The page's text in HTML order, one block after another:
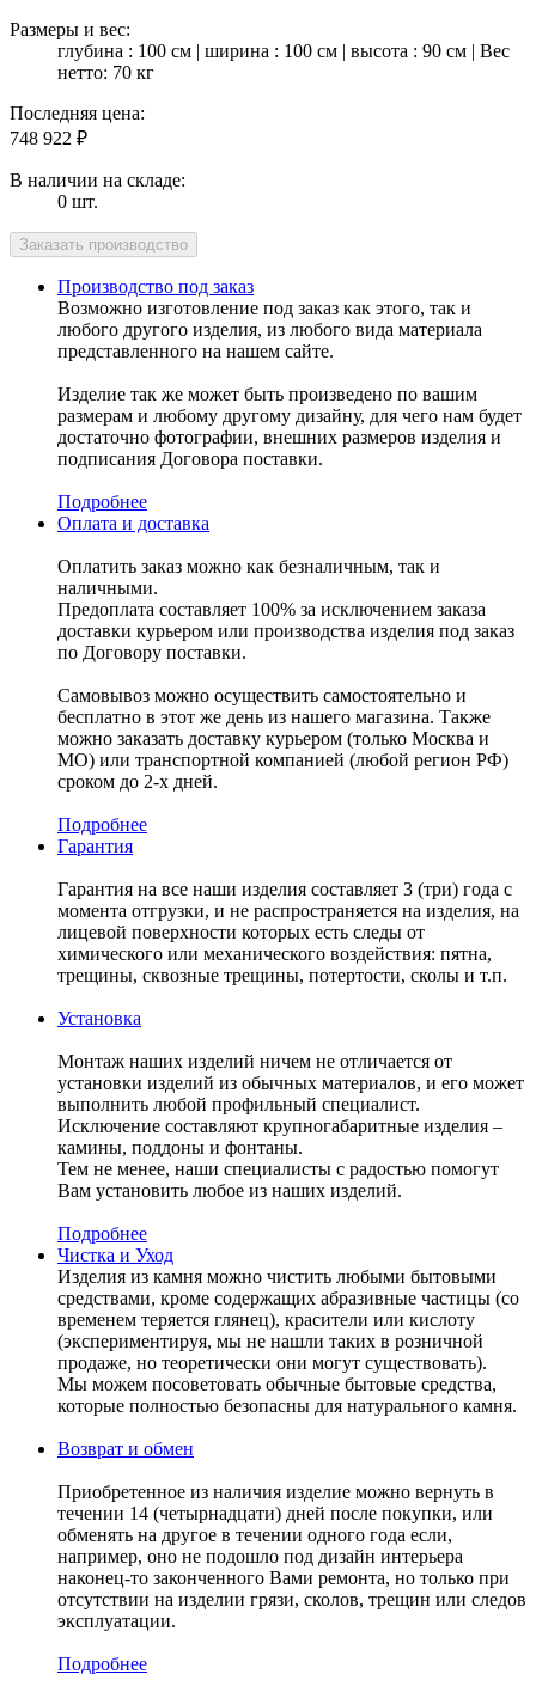
Размеры и вес:
глубина : 100 см | ширина : 100 см | высота : 90 см | Вес
нетто: 70 кг
Последняя цена:
748 922 ₽
В наличии на складе:
0 шт.
Производство под заказ
Возможно изготовление под заказ как этого, так и
любого другого изделия, из любого вида материала
представленного на нашем сайте.
Изделие так же может быть произведено по вашим
размерам и любому другому дизайну, для чего нам будет
достаточно фотографии, внешних размеров изделия и
подписания Договора поставки.
Подробнее
Оплата и доставка
Оплатить заказ можно как безналичным, так и
наличными.
Предоплата составляет 100% за исключением заказа
доставки курьером или производства изделия под заказ
по Договору поставки.
Самовывоз можно осуществить самостоятельно и
бесплатно в этот же день из нашего магазина. Также
можно заказать доставку курьером (только Москва и
МО) или транспортной компанией (любой регион РФ)
сроком до 2-х дней.
Подробнее
Гарантия
Гарантия на все наши изделия составляет 3 (три) года с
момента отгрузки, и не распространяется на изделия, на
лицевой поверхности которых есть следы от
химического или механического воздействия: пятна,
трещины, сквозные трещины, потертости, сколы и т.п.
Установка
Монтаж наших изделий ничем не отличается от
установки изделий из обычных материалов, и его может
выполнить любой профильный специалист.
Исключение составляют крупногабаритные изделия –
камины, поддоны и фонтаны.
Тем не менее, наши специалисты с радостью помогут
Вам установить любое из наших изделий.
Подробнее
Чистка и Уход
Изделия из камня можно чистить любыми бытовыми
средствами, кроме содержащих абразивные частицы (со
временем теряется глянец), красители или кислоту
(экспериментируя, мы не нашли таких в розничной
продаже, но теоретически они могут существовать).
Мы можем посоветовать обычные бытовые средства,
которые полностью безопасны для натурального камня.
Возврат и обмен
Приобретенное из наличия изделие можно вернуть в
течении 14 (четырнадцати) дней после покупки, или
обменять на другое в течении одного года если,
например, оно не подошло под дизайн интерьера
наконец-то законченного Вами ремонта, но только при
отсутствии на изделии грязи, сколов, трещин или следов
эксплуатации.
Подробнее